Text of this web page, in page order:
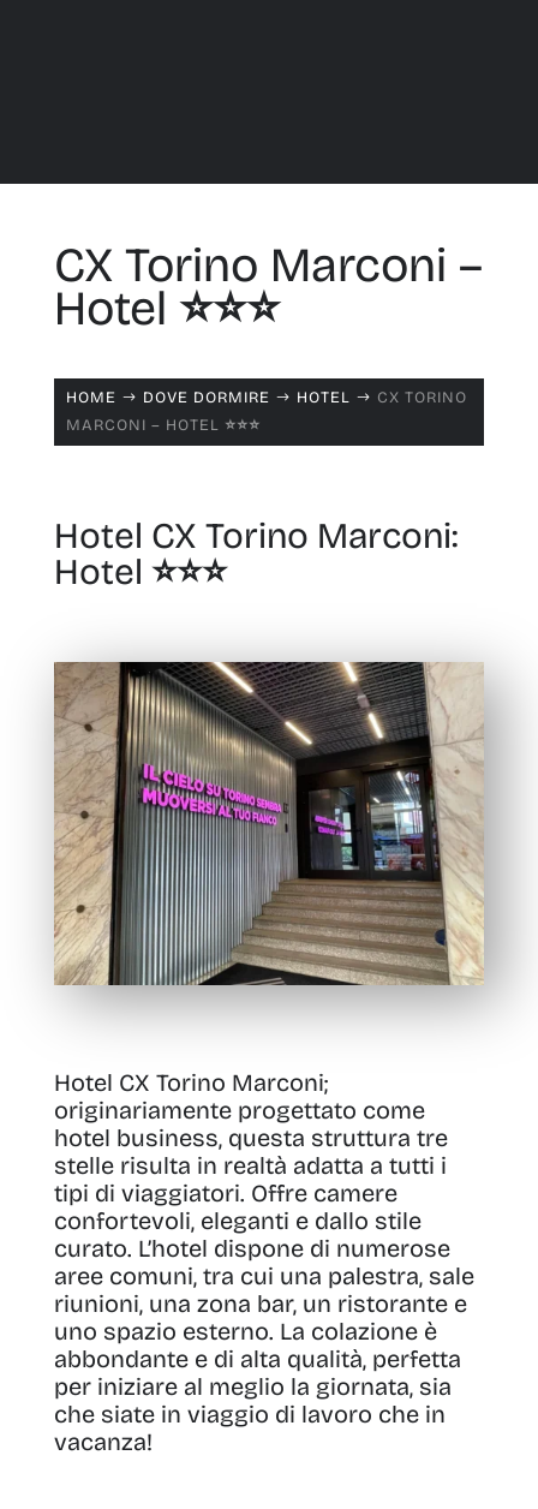
CX Torino Marconi –
Hotel ⭐️⭐️⭐️
HOME $ DOVE DORMIRE $ HOTEL $ CX TORINO
MARCONI – HOTEL ⭐️⭐️⭐️
Hotel CX Torino Marconi:
Hotel ⭐️⭐️⭐️
Hotel CX Torino Marconi;
originariamente progettato come
hotel business, questa struttura tre
stelle risulta in realtà adatta a tutti i
tipi di viaggiatori. Offre camere
confortevoli, eleganti e dallo stile
curato. L’hotel dispone di numerose
aree comuni, tra cui una palestra, sale
riunioni, una zona bar, un ristorante e
uno spazio esterno. La colazione è
abbondante e di alta qualità, perfetta
per iniziare al meglio la giornata, sia
che siate in viaggio di lavoro che in
vacanza!